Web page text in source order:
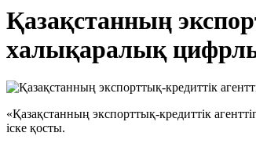
Қазақстанның
халықаралық
«Қазақстанның экспорттық-кредиттік
іске қосты.